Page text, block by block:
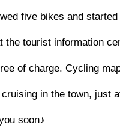
five bikes and
the tourist information
of charge. Cycling
in the town, just
soon♪